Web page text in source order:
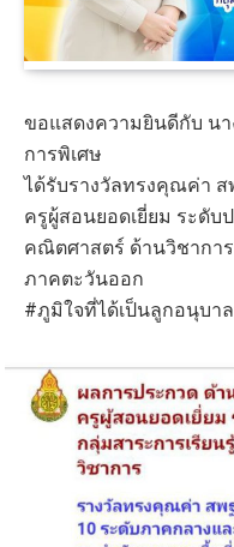
ขอแสดงความยินดีกับ น
การพิเศษ
ได้รับรางวัลทรงคุณค่า สพ
ครูผู้สอนยอดเยี่ยม ระดับ
คณิตศาสตร์ ด้านวิชากา
ภาคตะวันออก
#ภูมิใจที่ได้เป็นลูกอนุบา